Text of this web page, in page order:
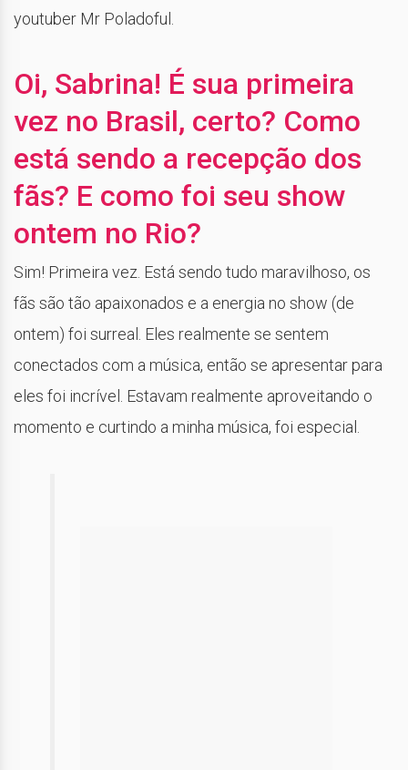
youtuber Mr Poladoful.
Oi, Sabrina! É sua primeira
vez no Brasil, certo? Como
está sendo a recepção dos
fãs? E como foi seu show
ontem no Rio?
Sim! Primeira vez. Está sendo tudo maravilhoso, os
fãs são tão apaixonados e a energia no show (de
ontem) foi surreal. Eles realmente se sentem
conectados com a música, então se apresentar para
eles foi incrível. Estavam realmente aproveitando o
momento e curtindo a minha música, foi especial.